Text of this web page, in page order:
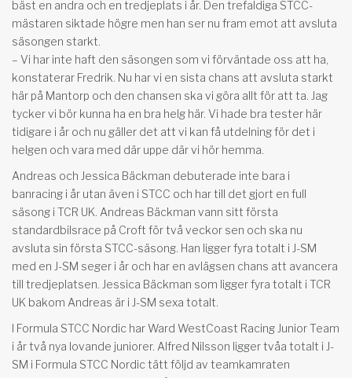
bäst en andra och en tredjeplats i år. Den trefaldiga STCC-
mästaren siktade högre men han ser nu fram emot att avsluta
säsongen starkt.
– Vi har inte haft den säsongen som vi förväntade oss att ha,
konstaterar Fredrik. Nu har vi en sista chans att avsluta starkt
här på Mantorp och den chansen ska vi göra allt för att ta. Jag
tycker vi bör kunna ha en bra helg här. Vi hade bra tester här
tidigare i år och nu gäller det att vi kan få utdelning för det i
helgen och vara med där uppe där vi hör hemma.
Andreas och Jessica Bäckman debuterade inte bara i
banracing i år utan även i STCC och har till det gjort en full
säsong i TCR UK. Andreas Bäckman vann sitt första
standardbilsrace på Croft för två veckor sen och ska nu
avsluta sin första STCC-säsong. Han ligger fyra totalt i J-SM
med en J-SM seger i år och har en avlägsen chans att avancera
till tredjeplatsen. Jessica Bäckman som ligger fyra totalt i TCR
UK bakom Andreas är i J-SM sexa totalt.
I Formula STCC Nordic har Ward WestCoast Racing Junior Team
i år två nya lovande juniorer. Alfred Nilsson ligger tvåa totalt i J-
SM i Formula STCC Nordic tätt följd av teamkamraten